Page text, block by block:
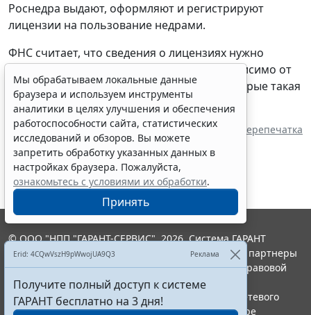
Роснедра выдают, оформляют и регистрируют
лицензии на пользование недрами.
ФНС считает, что сведения о лицензиях нужно
направлять для включения в ЕГРЮЛ независимо от
целевого назначения и вида работ, на которые такая
лицензия выдана.
Источник:ИА "ГАРАНТ" Перепечатка
Мы обрабатываем локальные данные
браузера и используем инструменты
аналитики в целях улучшения и обеспечения
работоспособности сайта, статистических
исследований и обзоров. Вы можете
запретить обработку указанных данных в
настройках браузера. Пожалуйста,
ознакомьтесь с условиями их обработки.
Принять
Erid: 4CQwVszH9pWwojUA9Q3 Реклама
Получите полный доступ к системе
ГАРАНТ бесплатно на 3 дня!
© ООО "НПП "ГАРАНТ-СЕРВИС", 2026. Система ГАРАНТ
выпускается с 1990 года. Компания "Гарант" и ее партнеры
являются участниками Российской ассоциации правовой
информации ГАРАНТ.
Портал ГАРАНТ.РУ зарегистрирован в качестве сетевого
издания Федеральной службой по надзору в сфере